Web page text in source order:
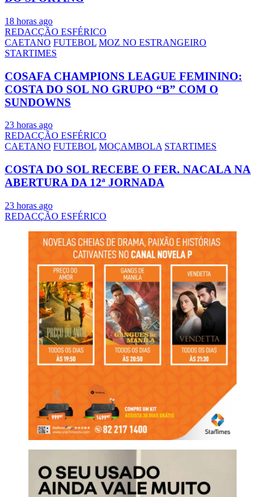
18 horas ago
REDACÇÃO ESFÉRICO
CAETANO FUTEBOL MOZ NO ESTRANGEIRO
STARTIMES
COSAFA CHAMPIONS LEAGUE FEMININO:
COSTA DO SOL NO GRUPO “B” COM O
SUNDOWNS
23 horas ago
REDACÇÃO ESFÉRICO
CAETANO FUTEBOL MOÇAMBOLA STARTIMES
COSTA DO SOL RECEBE O FER. NACALA NA
ABERTURA DA 12ª JORNADA
23 horas ago
REDACÇÃO ESFÉRICO